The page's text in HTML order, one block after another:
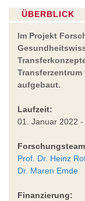
ÜBERBLICK
Im Projekt
aufgebaut.
Laufzeit:
01. Januar 2022
Prof. Dr. Heinz
Dr. Maren Emde
Finanzierung: